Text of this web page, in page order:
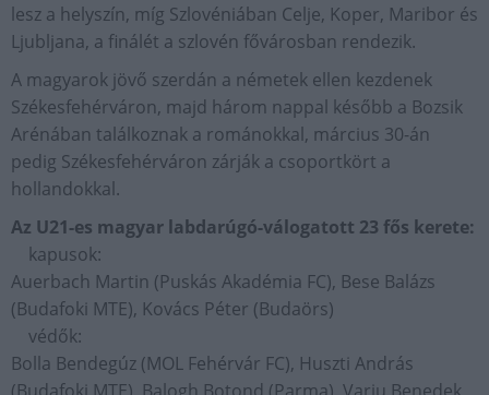
lesz a helyszín, míg Szlovéniában Celje, Koper, Maribor és
Ljubljana, a finálét a szlovén fővárosban rendezik.
A magyarok jövő szerdán a németek ellen kezdenek
Székesfehérváron, majd három nappal később a Bozsik
Arénában találkoznak a románokkal, március 30-án
pedig Székesfehérváron zárják a csoportkört a
hollandokkal.
Az U21-es magyar labdarúgó-válogatott 23 fős kerete:
kapusok:
Auerbach Martin (Puskás Akadémia FC), Bese Balázs
(Budafoki MTE), Kovács Péter (Budaörs)
védők:
Bolla Bendegúz (MOL Fehérvár FC), Huszti András